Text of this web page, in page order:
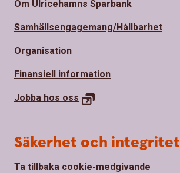
Om Ulricehamns Sparbank
Samhällsengagemang/Hållbarhet
Organisation
Finansiell information
Jobba hos oss
Säkerhet och integritet
Ta tillbaka cookie-medgivande